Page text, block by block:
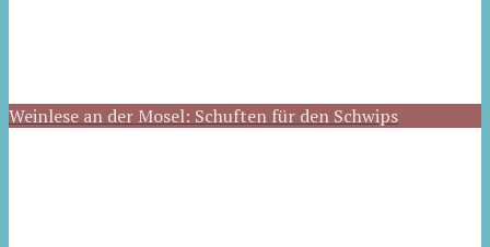
Weinlese an der Mosel: Schuften für den Schwips